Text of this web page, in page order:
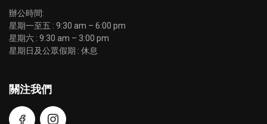
辦公時間:
星期一至五 : 9:30 am – 6:00 pm
星期六 : 9:30 am – 3:00 pm
星期日及公眾假期 : 休息
關注我們